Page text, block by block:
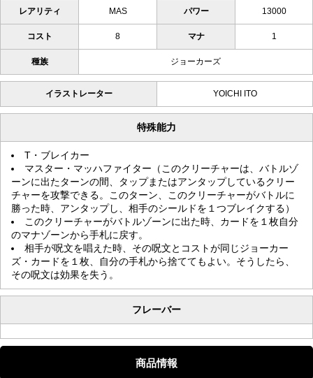
レアリティ MAS パワー 13000
コスト 8 マナ 1
種族 ジョーカーズ
イラストレーター YOICHI ITO
特殊能力
T・ブレイカー
マスター・マッハファイター（このクリーチャーは、バトルゾ
ーンに出たターンの間、タップまたはアンタップしているクリー
チャーを攻撃できる。このターン、このクリーチャーがバトルに
勝った時、アンタップし、相手のシールドを１つブレイクする）
このクリーチャーがバトルゾーンに出た時、カードを１枚自分
のマナゾーンから手札に戻す。
相手が呪文を唱えた時、その呪文とコストが同じジョーカー
ズ・カードを１枚、自分の手札から捨ててもよい。そうしたら、
その呪文は効果を失う。
フレーバー
商品情報